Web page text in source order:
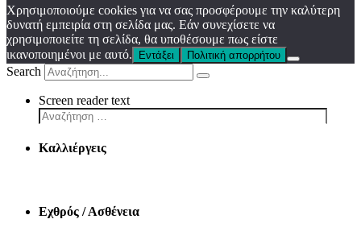
Χρησιμοποιούμε cookies για να σας προσφέρουμε την καλύτερη
δυνατή εμπειρία στη σελίδα μας. Εάν συνεχίσετε να
χρησιμοποιείτε τη σελίδα, θα υποθέσουμε πως είστε
ικανοποιημένοι με αυτό.
Εντάξει Πολιτική απορρήτου
Search
Screen reader text
Καλλιέργεις
Εχθρός / Ασθένεια